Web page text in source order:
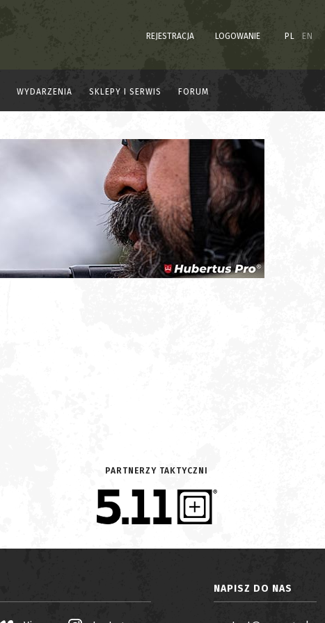
REJESTRACJA LOGOWANIE PL EN
WYDARZENIA SKLEPY I SERWIS FORUM
PARTNERZY TAKTYCZNI
NAPISZ DO NAS